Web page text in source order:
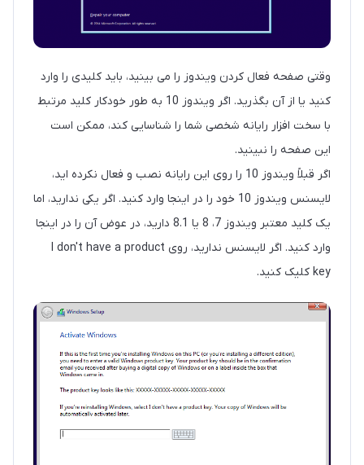
وقتی صفحه فعال کردن ویندوز را می بینید، باید کلیدی را وارد
کنید یا از آن بگذرید. اگر ویندوز 10 به طور خودکار کلید مرتبط
با سخت افزار رایانه شخصی شما را شناسایی کند، ممکن است
این صفحه را نبینید.
اگر قبلاً ویندوز 10 را روی این رایانه نصب و فعال نکرده اید،
لایسنس ویندوز 10 خود را در اینجا وارد کنید. اگر یکی ندارید، اما
یک کلید معتبر ویندوز 7، 8 یا 8.1 دارید، در عوض آن را در اینجا
وارد کنید. اگر لایسنس ندارید، روی I don't have a product
key کلیک کنید.